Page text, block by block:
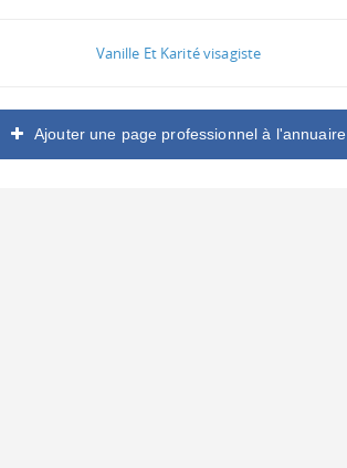
Vanille Et Karité visagiste
Ajouter une page professionnel à l'annuaire